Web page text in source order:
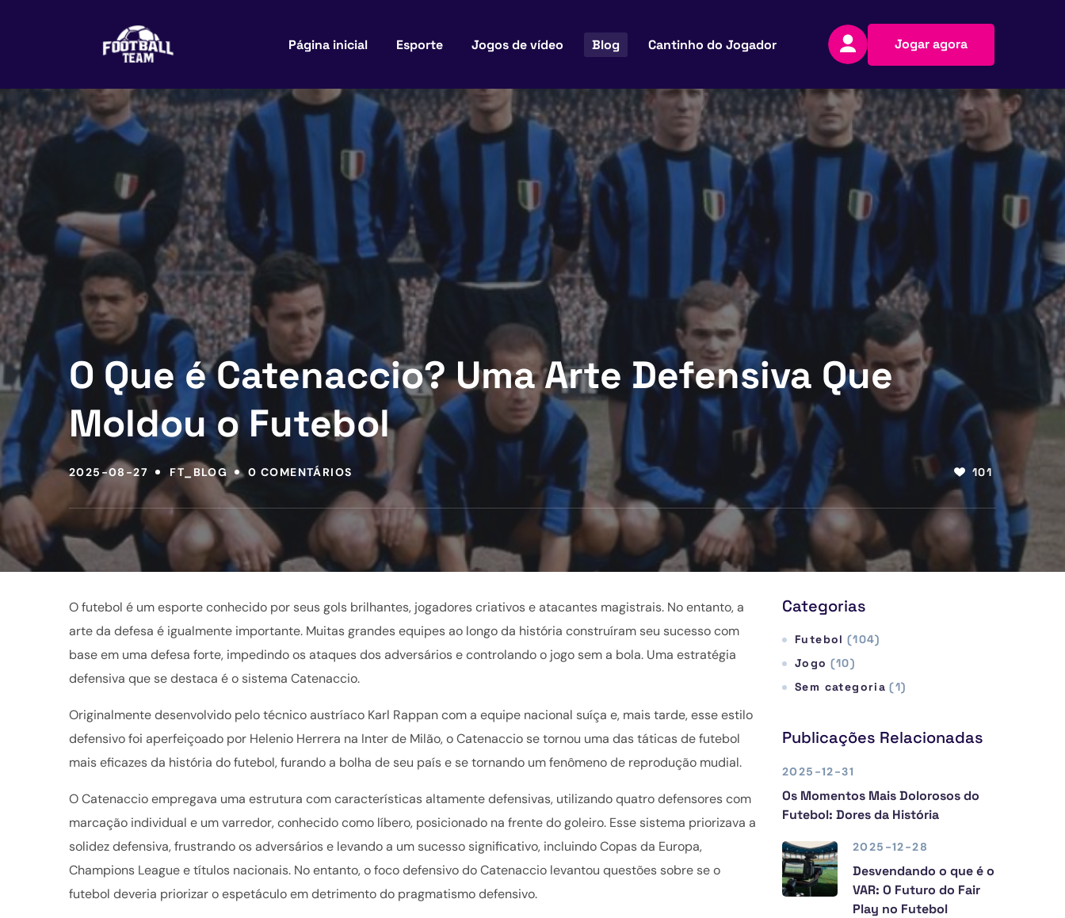
Página inicial Esporte Jogos de vídeo Blog Cantinho do Jogador Jogar agora
O Que é Catenaccio? Uma Arte Defensiva Que
Moldou o Futebol
2025-08-27 FT_BLOG 0 COMENTÁRIOS 101
O futebol é um esporte conhecido por seus gols brilhantes, jogadores criativos e atacantes magistrais. No entanto, a
arte da defesa é igualmente importante. Muitas grandes equipes ao longo da história construíram seu sucesso com
base em uma defesa forte, impedindo os ataques dos adversários e controlando o jogo sem a bola. Uma estratégia
defensiva que se destaca é o sistema Catenaccio.
Originalmente desenvolvido pelo técnico austríaco Karl Rappan com a equipe nacional suíça e, mais tarde, esse estilo
defensivo foi aperfeiçoado por Helenio Herrera na Inter de Milão, o Catenaccio se tornou uma das táticas de futebol
mais eficazes da história do futebol, furando a bolha de seu país e se tornando um fenômeno de reprodução mudial.
O Catenaccio empregava uma estrutura com características altamente defensivas, utilizando quatro defensores com
marcação individual e um varredor, conhecido como líbero, posicionado na frente do goleiro. Esse sistema priorizava a
solidez defensiva, frustrando os adversários e levando a um sucesso significativo, incluindo Copas da Europa,
Champions League e títulos nacionais. No entanto, o foco defensivo do Catenaccio levantou questões sobre se o
futebol deveria priorizar o espetáculo em detrimento do pragmatismo defensivo.
Categorias
Futebol (104)
Jogo (10)
Sem categoria (1)
Publicações Relacionadas
2025-12-31
Os Momentos Mais Dolorosos do
Futebol: Dores da História
2025-12-28
Desvendando o que é o
VAR: O Futuro do Fair
Play no Futebol